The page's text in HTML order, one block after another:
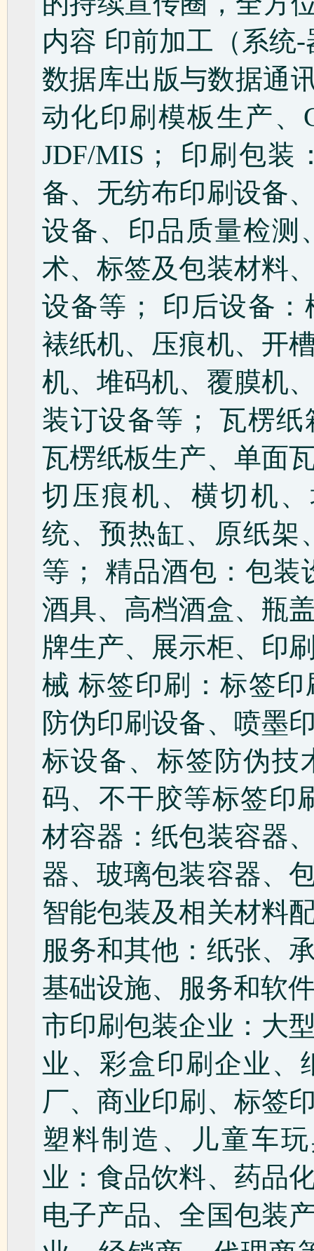
内容 印前加工（系统
数据库出版与数据通
动化印刷模板生产、
JDF/MIS； 印刷包
备、无纺布印刷设备
设备、印品质量检测
术、标签及包装材料
设备等； 印后设备
裱纸机、压痕机、开
机、堆码机、覆膜机
装订设备等； 瓦楞
瓦楞纸板生产、单面
切压痕机、横切机
统、预热缸、原纸架
等； 精品酒包：包装
酒具、高档酒盒、瓶
牌生产、展示柜、印
械 标签印刷：标签
防伪印刷设备、喷墨
标设备、标签防伪技
码、不干胶等标签印
材容器：纸包装容器
器、玻璃包装容器、
智能包装及相关材料
服务和其他：纸张、
基础设施、服务和软
市印刷包装企业：大
业、彩盒印刷企业、
厂、商业印刷、标签
塑料制造、儿童车
业：食品饮料、药品
电子产品、全国包装